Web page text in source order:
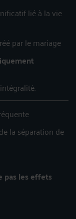
lié à la vie
par le mariage
la séparation de
pas les effets